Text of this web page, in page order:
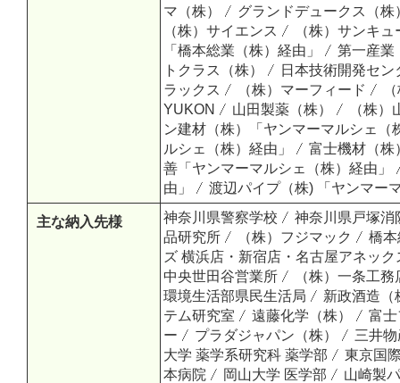
マ（株）
グランドデュークス（株
（株）サイエンス
（株）サンキ
「橋本総業（株）経由」
第一産業
トクラス（株）
日本技術開発セン
ラックス
（株）マーフィード
YUKON
山田製薬（株）
（株）
ン建材（株）「ヤンマーマルシェ（
ルシェ（株）経由」
富士機材（株
善「ヤンマーマルシェ（株）経由」
由」
渡辺パイプ（株) 「ヤンマー
主な納入先様 神奈川県警察学校
神奈川県戸塚消
品研究所
（株）フジマック
橋
ズ 横浜店・新宿店・名古屋アネック
中央世田谷営業所
（株）一条工務
環境生活部県民生活局
新政酒造（
テム研究室
遠藤化学（株）
富
ー
プラダジャパン（株）
三井
大学 薬学系研究科 薬学部
東京国
本病院
岡山大学 医学部
山崎製